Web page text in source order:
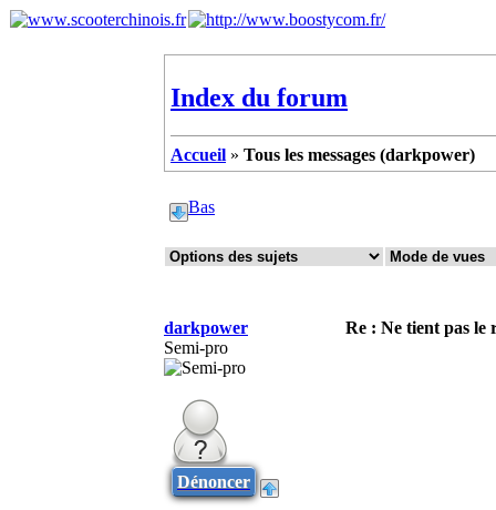
Index du forum
Accueil » Tous les messages (darkpower)
Bas
darkpower
Re : Ne tient pas le
Semi-pro
Dénoncer